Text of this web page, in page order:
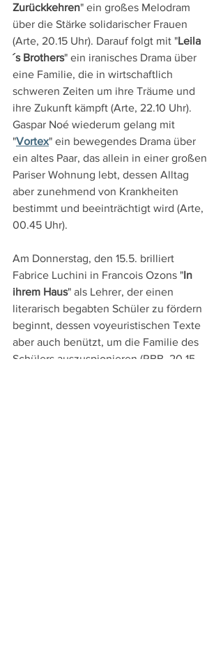
Zurückkehren" ein großes Melodram
über die Stärke solidarischer Frauen
(Arte, 20.15 Uhr). Darauf folgt mit "Leila
´s Brothers" ein iranisches Drama über
eine Familie, die in wirtschaftlich
schweren Zeiten um ihre Träume und
ihre Zukunft kämpft (Arte, 22.10 Uhr).
Gaspar Noé wiederum gelang mit
"Vortex" ein bewegendes Drama über
ein altes Paar, das allein in einer großen
Pariser Wohnung lebt, dessen Alltag
aber zunehmend von Krankheiten
bestimmt und beeinträchtigt wird (Arte,
00.45 Uhr).
Am Donnerstag, den 15.5. brilliert
Fabrice Luchini in Francois Ozons "In
ihrem Haus" als Lehrer, der einen
literarisch begabten Schüler zu fördern
beginnt, dessen voyeuristischen Texte
aber auch benützt, um die Familie des
Schülers auszuspionieren (RBB, 20.15